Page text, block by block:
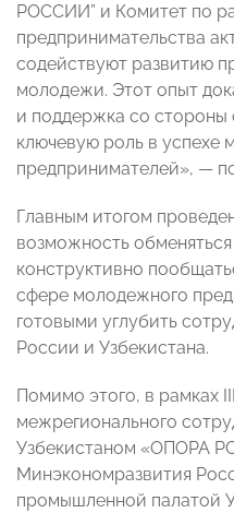
РОССИИ” и Комитет по
предпринимательства
содействуют развитию
молодежи. Этот опыт
и поддержка со
ключевую роль в успехе
предпринимателей», —
Главным итогом
возможность
конструктивно
сфере молодежного
готовыми углубить
России и Узбекистана.
Помимо этого, в рамках
межрегионального
Узбекистаном «ОПОРА
Минэкономразвития
промышленной палатой